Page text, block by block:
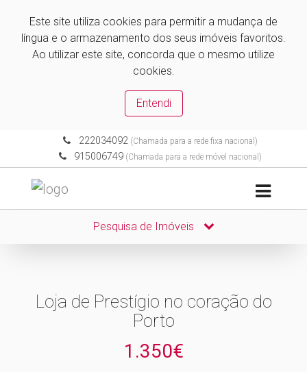
Este site utiliza cookies para permitir a mudança de
língua e o armazenamento dos seus imóveis favoritos.
Ao utilizar este site, concorda que o mesmo utilize
cookies.
Entendi
222034092(Chamada para a rede fixa nacional)
915006749 (Chamada para a rede móvel nacional)
Pesquisa de Imóveis
Loja de Prestígio no coração do
Porto
1.350€